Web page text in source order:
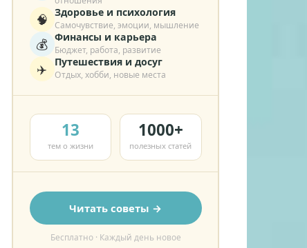
🧠 Здоровье и психология
Самочувствие, эмоции, мышление
💰 Финансы и карьера
Бюджет, работа, развитие
✈️ Путешествия и досуг
Отдых, хобби, новые места
13
тем о жизни
1000+
полезных статей
Читать советы →
Бесплатно · Каждый день новое